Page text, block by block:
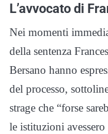
L’avvocato di
Nei momenti
della sentenza
Bersano hanno
del processo,
strage che “forse
le istituzioni